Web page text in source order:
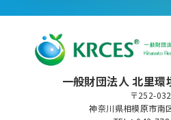
一般財団法人 北里環
〒252-
神奈川県相模原市南